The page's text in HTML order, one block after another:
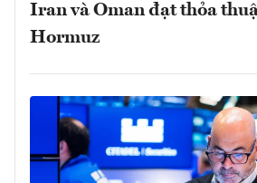
Iran và Oman đạt thỏa
Hormuz